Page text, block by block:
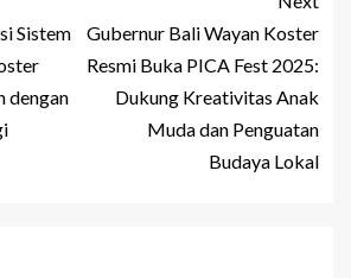
Sistem
dengan
Gubernur Bali Wayan Koster
Resmi Buka PICA Fest 2025:
Dukung Kreativitas Anak
Muda dan Penguatan
Budaya Lokal